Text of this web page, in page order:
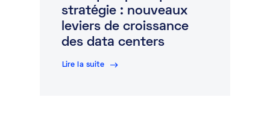
stratégie : nouveaux
leviers de croissance
des data centers
Lire la suite